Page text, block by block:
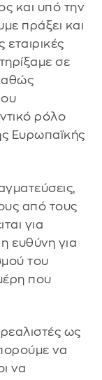
και υπό την
πράξει και
εταιρικές
σε
ρόλο
Ευρωπαϊκής
από τους
για
ευθύνη για
του
που
ως
να
να